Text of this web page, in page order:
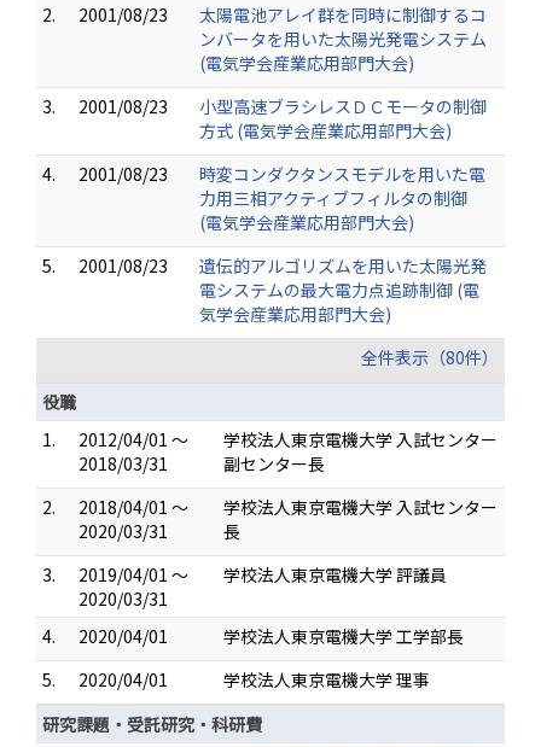
2.
2001/08/23
太陽電池アレイ群を同時に制御するコ
ンバータを用いた太陽光発電システム
(電気学会産業応用部門大会)
3.
2001/08/23
小型高速ブラシレスＤＣモータの制御
方式 (電気学会産業応用部門大会)
4.
2001/08/23
時変コンダクタンスモデルを用いた電
力用三相アクティブフィルタの制御
(電気学会産業応用部門大会)
5.
2001/08/23
遺伝的アルゴリズムを用いた太陽光発
電システムの最大電力点追跡制御 (電
気学会産業応用部門大会)
全件表示（80件）
役職
1.
2012/04/01 ～
2018/03/31
学校法人東京電機大学 入試センター
副センター長
2.
2018/04/01 ～
2020/03/31
学校法人東京電機大学 入試センター
長
3.
2019/04/01 ～
2020/03/31
学校法人東京電機大学 評議員
4. 2020/04/01
学校法人東京電機大学 工学部長
5.
2020/04/01
学校法人東京電機大学 理事
研究課題・受託研究・科研費